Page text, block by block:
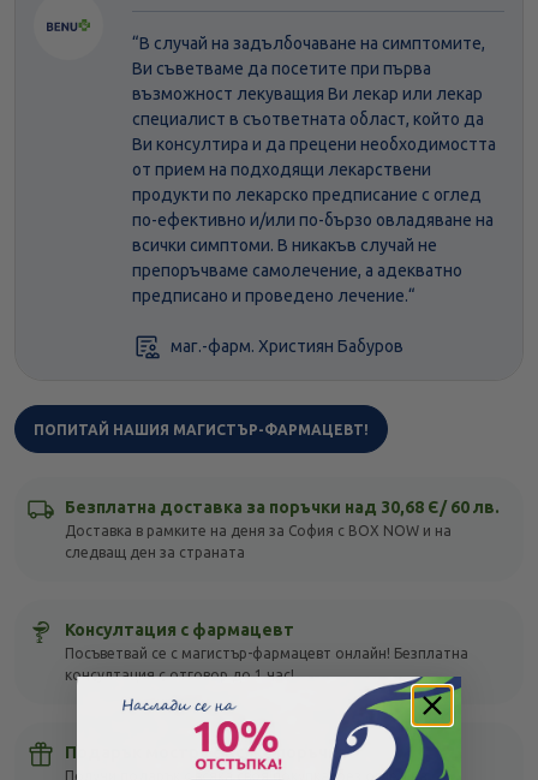
“В случай на задълбочаване на симптомите,
Ви съветваме да посетите при първа
възможност лекуващия Ви лекар или лекар
специалист в съответната област, който да
Ви консултира и да прецени необходимостта
от прием на подходящи лекарствени
продукти по лекарско предписание с оглед
по-ефективно и/или по-бързо овладяване на
всички симптоми. В никакъв случай не
препоръчваме самолечение, а адекватно
предписано и проведено лечение.“
маг.-фарм. Християн Бабуров
ПОПИТАЙ НАШИЯ МАГИСТЪР-ФАРМАЦЕВТ!
Безплатна доставка за поръчки над 30,68 Є/ 60 лв.
Доставка в рамките на деня за София с BOX NOW и на
следващ ден за страната
Консултация с фармацевт
Посъветвай се с магистър-фармацевт онлайн! Безплатна
консултация с отговор до 1 час!
Подарък мостра с всяка поръчка
Получи подарък с всяка своя покупка, без оглед на